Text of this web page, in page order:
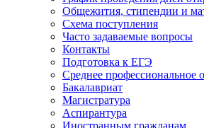
Общежития, стипендии и
Схема поступления
Часто задаваемые вопросы
Контакты
Подготовка к ЕГЭ
Среднее профессиональное
Бакалавриат
Магистратура
Аспирантура